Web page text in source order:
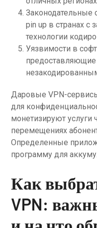
Законодательные
pin up в странах с
технологии
Уязвимости в
предоставляющие
Даровые VPN-
для
монетизируют услуги
перемещениях
Определенные
программу для
Как
VPN: